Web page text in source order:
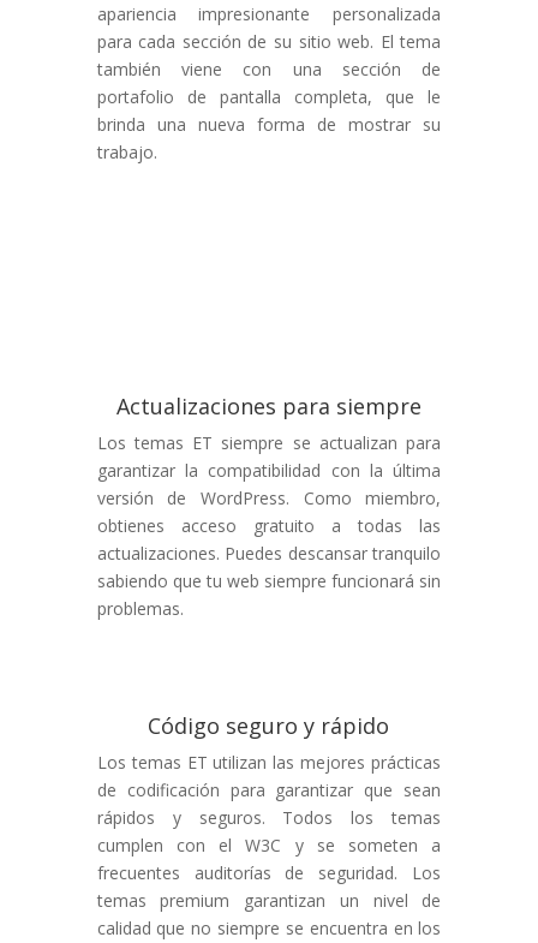
apariencia impresionante personalizada
para cada sección de su sitio web. El tema
también viene con una sección de
portafolio de pantalla completa, que le
brinda una nueva forma de mostrar su
trabajo.
Actualizaciones para siempre
Los temas ET siempre se actualizan para
garantizar la compatibilidad con la última
versión de WordPress. Como miembro,
obtienes acceso gratuito a todas las
actualizaciones. Puedes descansar tranquilo
sabiendo que tu web siempre funcionará sin
problemas.
Código seguro y rápido
Los temas ET utilizan las mejores prácticas
de codificación para garantizar que sean
rápidos y seguros. Todos los temas
cumplen con el W3C y se someten a
frecuentes auditorías de seguridad. Los
temas premium garantizan un nivel de
calidad que no siempre se encuentra en los